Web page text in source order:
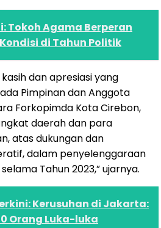
Tokoh Agama Berperan
di Tahun Politik
dan apresiasi yang
Pimpinan dan Anggota
Forkopimda Kota Cirebon,
daerah dan para
atas dukungan dan
dalam penyelenggaraan
Tahun 2023,” ujarnya.
Kerusuhan di Jakarta:
Orang Luka-luka